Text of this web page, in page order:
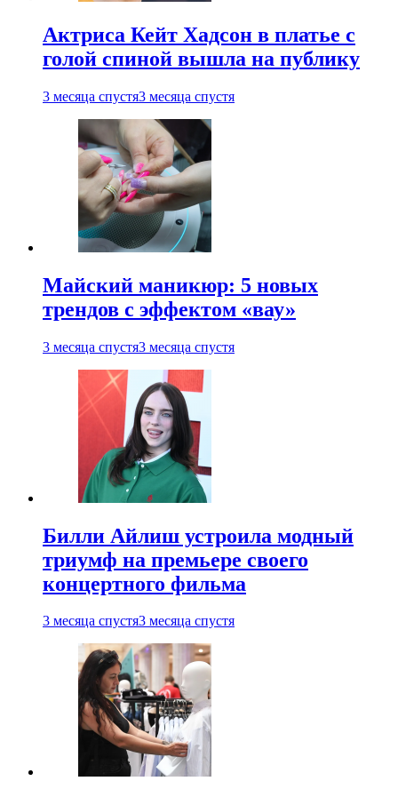
Актриса Кейт Хадсон в платье с
голой спиной вышла на публику
3 месяца спустя3 месяца спустя
Майский маникюр: 5 новых
трендов с эффектом «вау»
3 месяца спустя3 месяца спустя
Билли Айлиш устроила модный
триумф на премьере своего
концертного фильма
3 месяца спустя3 месяца спустя